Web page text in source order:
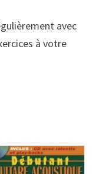
avec
à votre